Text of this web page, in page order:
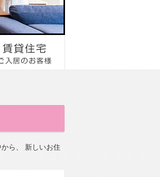
ら、 新しいお住